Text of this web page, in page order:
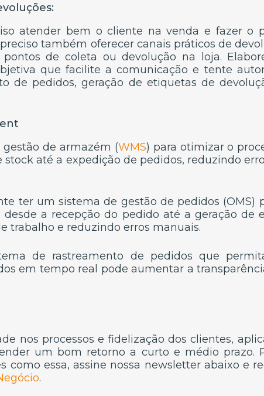
atender bem o cliente na venda e fazer o
também oferecer canais práticos de
de coleta ou devolução na loja.
que facilite a comunicação e tente
de pedidos, geração de etiquetas de
de armazém (WMS) para otimizar o
stock até a expedição de pedidos, reduzindo
ter um sistema de gestão de pedidos (OMS)
desde a recepção do pedido até a geração de
trabalho e reduzindo erros manuais.
de rastreamento de pedidos que
em tempo real pode aumentar a
nos processos e fidelização dos clientes,
um bom retorno a curto e médio prazo.
como essa, assine nossa newsletter abaixo e
.